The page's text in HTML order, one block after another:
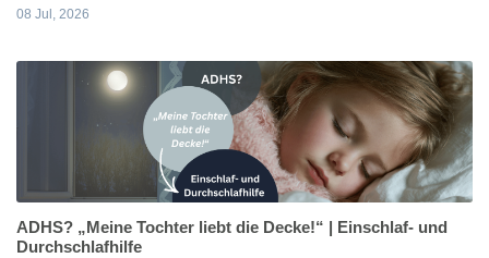
08 Jul, 2026
ADHS? „Meine Tochter liebt die Decke!“ | Einschlaf- und
Durchschlafhilfe